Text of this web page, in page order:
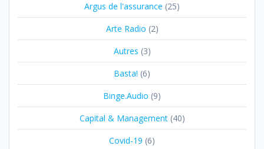
Argus de l'assurance (25)
Arte Radio (2)
Autres (3)
Basta! (6)
Binge.Audio (9)
Capital & Management(40)
Covid-19 (6)